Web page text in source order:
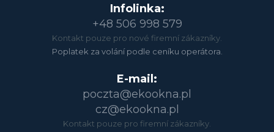
Infolinka:
+48 506 998 579
Kontakt pouze pro nové firemní zákazníky.
Poplatek za volání podle ceníku operátora.
E-mail:
poczta@ekookna.pl
cz@ekookna.pl
Kontakt pouze pro firemní zákazníky.